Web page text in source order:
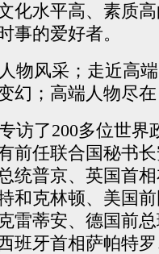
化水平高、素质
事的爱好者。
物风采；走近高
幻；高端人物尽
访了200多位世界
前任联合国秘书
统普京、英国首
和克林顿、美国
雷蒂安、德国前
班牙首相萨帕特